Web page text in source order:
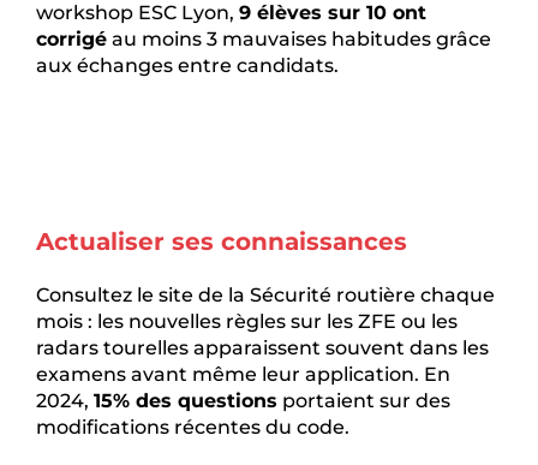
workshop ESC Lyon, 9 élèves sur 10 ont
corrigéau moins 3 mauvaises habitudes grâce
aux échanges entre candidats.
Actualiser ses connaissances
Consultez le site de la Sécurité routière chaque
mois : les nouvelles règles sur les ZFE ou les
radars tourelles apparaissent souvent dans les
examens avant même leur application. En
2024, 15% des questions portaient sur des
modifications récentes du code.